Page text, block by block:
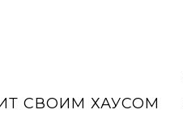
СВОИМ ХАУСОМ